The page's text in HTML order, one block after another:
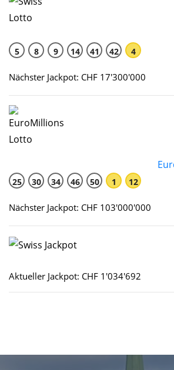
5 8 9 14 41 42 4
Nächster Jackpot: CHF 17'300'000
25 30 34 46 50 1 12
Nächster Jackpot: CHF 103'000'000
Aktueller Jackpot: CHF 1'034'692